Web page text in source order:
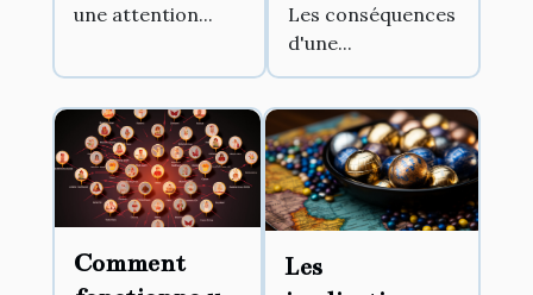
une attention...
Les conséquences
d'une...
Comment
Les